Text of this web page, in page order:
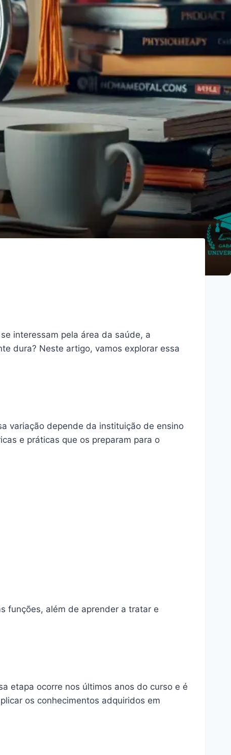
interessam pela área da saúde, a
dura? Neste artigo, vamos explorar essa
variação depende da instituição de ensino
e práticas que os preparam para o
funções, além de aprender a tratar e
etapa ocorre nos últimos anos do curso e é
os conhecimentos adquiridos em